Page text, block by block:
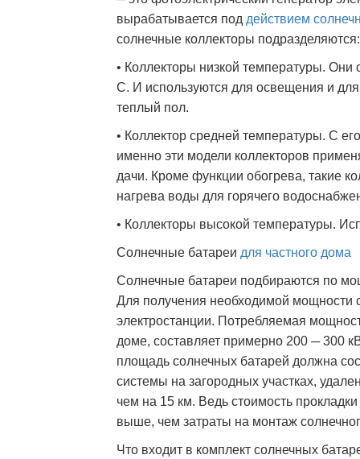
вырабатывается под действием
солнечные коллекторы подразделяются:
• Коллекторы низкой температуры.
С. И используются для освещения и
теплый пол.
• Коллектор средней температуры. С
именно эти модели коллекторов
дачи. Кроме функции обогрева, такие
нагрева воды для горячего
• Коллекторы высокой температуры.
Солнечные батареи для частного дома
Солнечные батареи подбираются по
Для получения необходимой мощности
электростанции. Потребляемая
доме, составляет примерно 200 ─ 300
площадь солнечных батарей должна
системы на загородных участках,
чем на 15 км. Ведь стоимость
выше, чем затраты на монтаж
Что входит в комплект солнечных